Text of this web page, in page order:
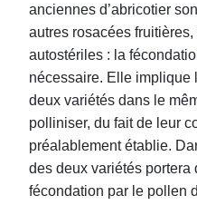
anciennes d’abricotier
autres rosacées
autostériles : la
nécessaire. Elle implique
deux variétés dans le
polliniser, du fait de leur
préalablement établie.
des deux variétés portera
fécondation par le pollen